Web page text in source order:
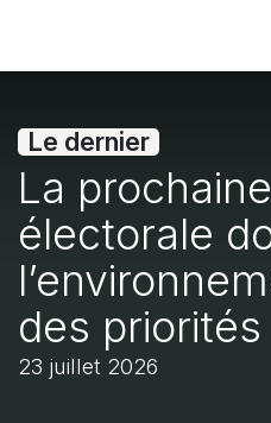
Le dernier
La
électorale
des priorités
23 juillet 2026